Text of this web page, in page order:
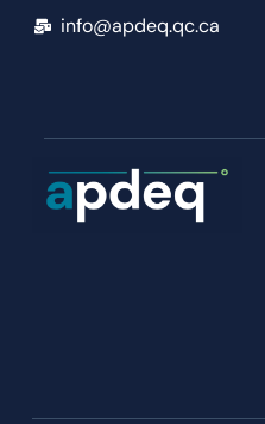
info@apdeq.qc.ca